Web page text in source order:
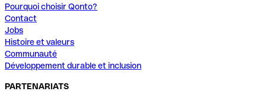
Pourquoi choisir Qonto?
Contact
Jobs
Histoire et valeurs
Communauté
Développement durable et inclusion
PARTENARIATS